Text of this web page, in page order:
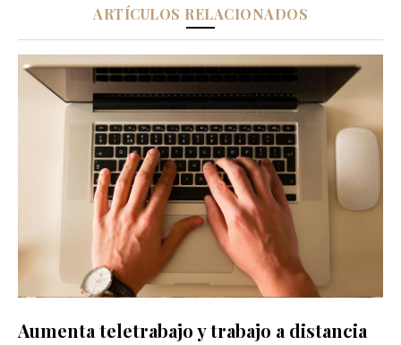
ARTÍCULOS RELACIONADOS
Aumenta teletrabajo y trabajo a distancia